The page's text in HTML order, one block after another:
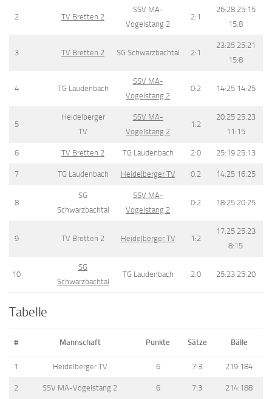
2 TV Bretten 2
SSV MA-
Vogelstang 2
2:1
26:28 25:15
15:8
3 TV Bretten 2 SG Schwarzbachtal 2:1
23:25 25:21
15:8
4 TG Laudenbach
SSV MA-
Vogelstang 2
0:2 14:25 14:25
5
Heidelberger
TV
SSV MA-
Vogelstang 2
1:2
20:25 25:23
11:15
6 TV Bretten 2 TG Laudenbach 2:0 25:19 25:13
7 TG Laudenbach Heidelberger TV 0:2 14:25 16:25
8
SG
Schwarzbachtal
SSV MA-
Vogelstang 2
0:2 18:25 20:25
9 TV Bretten 2 Heidelberger TV 1:2
17:25 25:23
8:15
10
SG
Schwarzbachtal
TG Laudenbach 2:0 25:23 25:20
Tabelle
# Mannschaft Punkte Sätze Bälle
1 Heidelberger TV 6 7:3 219:184
2 SSV MA-Vogelstang 2 6 7:3 214:188